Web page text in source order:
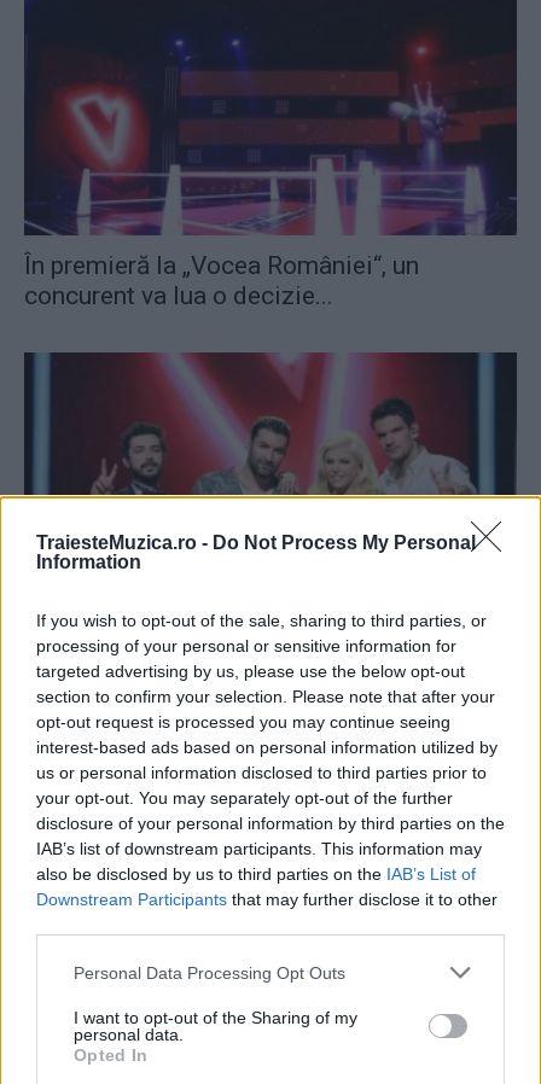
TraiesteMuzica.ro - Do Not Process My Personal
Information
If you wish to opt-out of the sale, sharing to third parties, or
processing of your personal or sensitive information for
targeted advertising by us, please use the below opt-out
section to confirm your selection. Please note that after your
opt-out request is processed you may continue seeing
interest-based ads based on personal information utilized by
us or personal information disclosed to third parties prior to
your opt-out. You may separately opt-out of the further
disclosure of your personal information by third parties on the
IAB’s list of downstream participants. This information may
also be disclosed by us to third parties on the IAB’s List of
Downstream Participants that may further disclose it to other
Please note that this website/app uses one or more Google
not limited to your visit or usage behaviour. You may click to
grant or deny consent to Google and its third-party tags to
use your data for below specified purposes in below Google
Personal Data Processing Opt Outs
I want to opt-out of the Sharing of my
personal data.
Opted In
În premieră la „Vocea României“, un
concurent va lua o decizie...
„Vocea României“: Concurenții luptă pentru
un loc în cele patru echipe...
„Vocea României“: Misterul din spatele
cortinei îi va lăsa fără cuvinte...